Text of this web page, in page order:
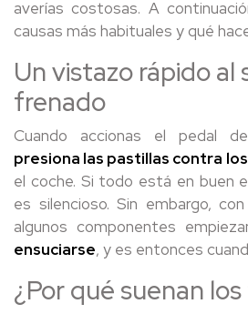
averías costosas. A
causas más habituales y qué
Un vistazo rápido al
frenado
Cuando accionas el pedal
presiona las pastillas contra
el coche. Si todo está en buen
es silencioso. Sin embargo,
algunos componentes
ensuciarse, y es entonces
¿Por qué suenan